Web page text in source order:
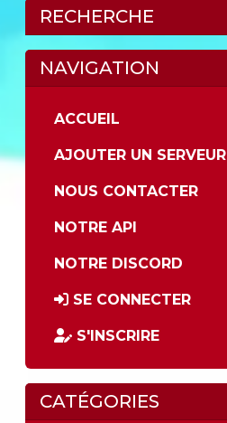
RECHERCHE
NAVIGATION
ACCUEIL
AJOUTER UN SERVEUR
NOUS CONTACTER
NOTRE API
NOTRE DISCORD
SE CONNECTER
S'INSCRIRE
CATÉGORIES